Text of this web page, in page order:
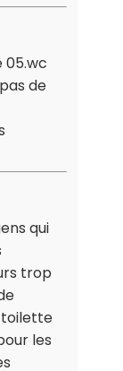
05.wc
de
qui
trop
toilette
les